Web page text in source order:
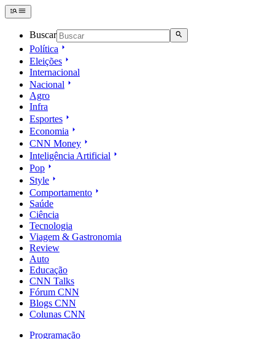
Buscar
Política
Eleições
Internacional
Nacional
Agro
Infra
Esportes
Economia
CNN Money
Inteligência Artificial
Pop
Style
Comportamento
Saúde
Ciência
Tecnologia
Viagem & Gastronomia
Review
Auto
Educação
CNN Talks
Fórum CNN
Blogs CNN
Colunas CNN
Programação